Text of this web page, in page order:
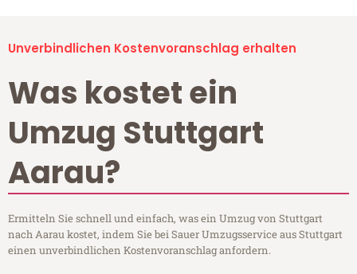
Unverbindlichen Kostenvoranschlag erhalten
Was kostet ein
Umzug Stuttgart
Aarau?
Ermitteln Sie schnell und einfach, was ein Umzug von Stuttgart
nach Aarau kostet, indem Sie bei Sauer Umzugsservice aus Stuttgart
einen unverbindlichen Kostenvoranschlag anfordern.